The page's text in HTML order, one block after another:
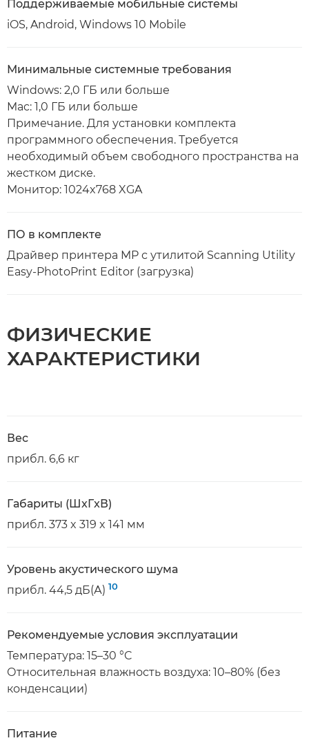
Поддерживаемые мобильные системы
iOS, Android, Windows 10 Mobile
Минимальные системные требования
Windows: 2,0 ГБ или больше
Mac: 1,0 ГБ или больше
Примечание. Для установки комплекта
программного обеспечения. Требуется
необходимый объем свободного пространства на
жестком диске.
Монитор: 1024x768 XGA
ПО в комплекте
Драйвер принтера MP с утилитой Scanning Utility
Easy-PhotoPrint Editor (загрузка)
ФИЗИЧЕСКИЕ
ХАРАКТЕРИСТИКИ
Вес
прибл. 6,6 кг
Габариты (ШxГxВ)
прибл. 373 x 319 x 141 мм
Уровень акустического шума
прибл. 44,5 дБ(А) 10
Рекомендуемые условия эксплуатации
Температура: 15–30 °C
Относительная влажность воздуха: 10–80% (без
конденсации)
Питание